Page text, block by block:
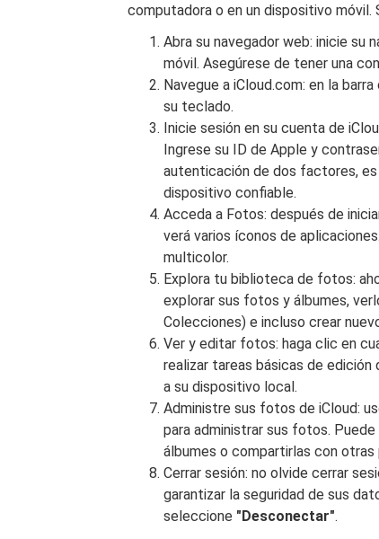
computadora o en un dispositivo
Abra su navegador web: inicie su
móvil. Asegúrese de tener una
Navegue a iCloud.com: en la
su teclado.
Inicie sesión en su cuenta de
Ingrese su ID de Apple y
autenticación de dos factores,
dispositivo confiable.
Acceda a Fotos: después de
verá varios íconos de
multicolor.
Explora tu biblioteca de fotos:
explorar sus fotos y álbumes,
Colecciones) e incluso crear
Ver y editar fotos: haga clic en
realizar tareas básicas de
a su dispositivo local.
Administre sus fotos de iCloud:
para administrar sus fotos.
álbumes o compartirlas con otras
Cerrar sesión: no olvide cerrar
garantizar la seguridad de sus
seleccione "Desconectar".